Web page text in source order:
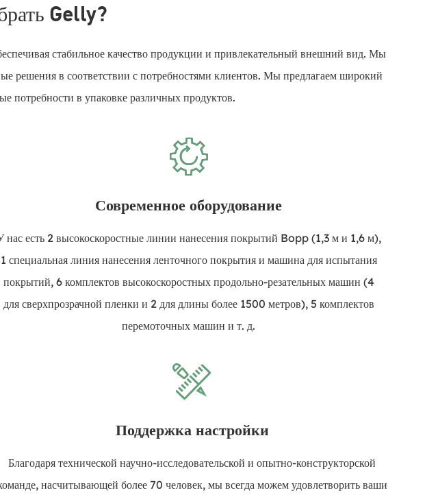
Gelly?
стабильное качество продукции и привлекательный внешний вид. Мы
решения в соответствии с потребностями клиентов. Мы предлагаем широкий
потребности в упаковке различных продуктов.
Современное оборудование
нас есть 2 высокоскоростные линии нанесения покрытий Bopp (1,3 м и 1,6 м),
1 специальная линия нанесения ленточного покрытия и машина для испытания
покрытий, 6 комплектов высокоскоростных продольно-резательных машин (4
для сверхпрозрачной пленки и 2 для длины более 1500 метров), 5 комплектов
перемоточных машин и т. д.
Поддержка настройки
Благодаря технической научно-исследовательской и опытно-конструкторской
насчитывающей более 70 человек, мы всегда можем удовлетворить ваши